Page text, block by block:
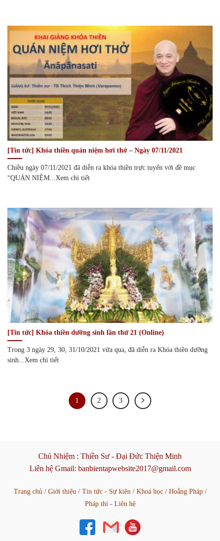
[Tin tức] Khóa thiền quán niệm hơi thở – Ngày 07/11/2021
Chiều ngày 07/11/2021 đã diễn ra khóa thiền trực tuyến với đề mục
“QUÁN NIỆM...Xem chi tiết
[Tin tức] Khóa thiền dưỡng sinh lần thứ 21 (Online)
Trong 3 ngày 29, 30, 31/10/2021 vừa qua, đã diễn ra Khóa thiền dưỡng
sinh...Xem chi tiết
1 2 3
Chủ Nhiệm : Thiền Sư - Đại Đức Thiện Minh
Liên hệ Gmail: banbientapwebsite2017@gmail.com
Trang chủ / Giới thiệu / Tin tức - Sự kiện / Khoá học/ Hoằng Pháp/
Pháp thí - Liên hệ